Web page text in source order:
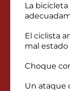
La
El ciclista
mal estado
Choque
Un ataque